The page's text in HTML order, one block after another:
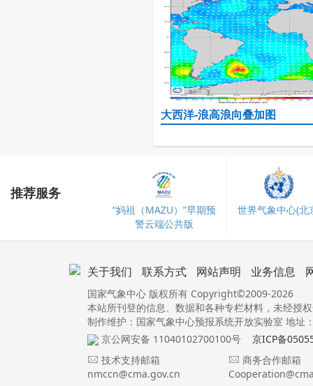
大西洋-浪高浪向叠加图
推荐服务
“妈祖（MAZU）”早期预
警云端公共版
世界气象中心(北
关于我们 联系方式 网站声明 业务信息
国家气象中心 版权所有 Copyright©2009-2026
本站所刊登的信息、数据和各种专栏材料，未经授
制作维护：国家气象中心预报系统开放实验室 地址
京公网安备 11040102700100号
京ICP备
技术支持邮箱
nmccn@cma.gov.cn
商务合作邮箱